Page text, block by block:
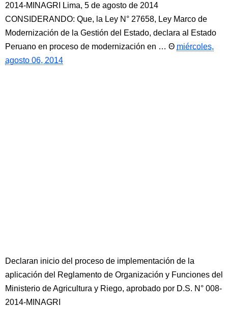
2014-MINAGRI Lima, 5 de agosto de 2014
CONSIDERANDO: Que, la Ley N° 27658, Ley Marco de
Modernización de la Gestión del Estado, declara al Estado
Peruano en proceso de modernización en …
miércoles,
agosto 06, 2014
Declaran inicio del proceso de implementación de la
aplicación del Reglamento de Organización y Funciones del
Ministerio de Agricultura y Riego, aprobado por D.S. N° 008-
2014-MINAGRI